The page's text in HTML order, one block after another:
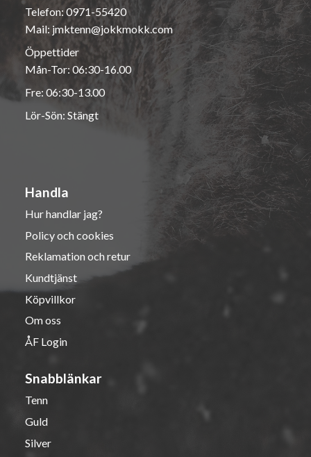
Telefon: 0971-55420
Mail: jmktenn@jokkmokk.com
Öppettider
Mån-Tor: 06:30-16.00
Fre: 06:30-13.00
Lör-Sön: Stängt
Handla
Hur handlar jag?
Policy och cookies
Reklamation och retur
Kundtjänst
Köpvillkor
Om oss
ÅF Login
Snabblänkar
Tenn
Guld
Silver